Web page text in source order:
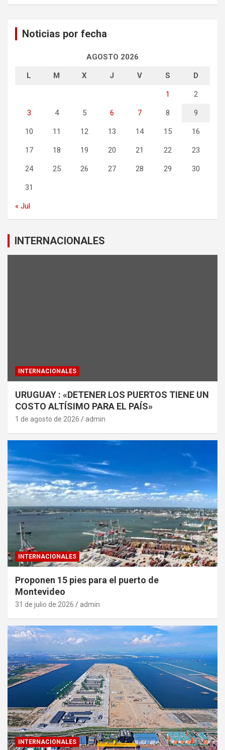
Noticias por fecha
AGOSTO 2026
L M X J V S D
1 2
3 4 5 6 7 8 9
10 11 12 13 14 15 16
17 18 19 20 21 22 23
24 25 26 27 28 29 30
31
« Jul
INTERNACIONALES
INTERNACIONALES
URUGUAY : «DETENER LOS PUERTOS TIENE UN
COSTO ALTÍSIMO PARA EL PAÍS»
1 de agosto de 2026 admin
INTERNACIONALES
Proponen 15 pies para el puerto de
Montevideo
31 de julio de 2026 admin
INTERNACIONALES